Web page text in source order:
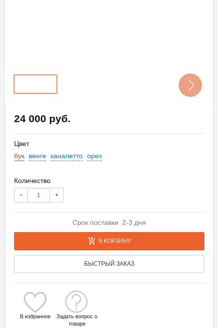
24 000 руб.
Цвет
бук
венге каналетто орех
Количество
− +
Срок поставки 2-3 дня
В КОРЗИНУ
БЫСТРЫЙ ЗАКАЗ
В избранное
Задать вопрос о
товаре